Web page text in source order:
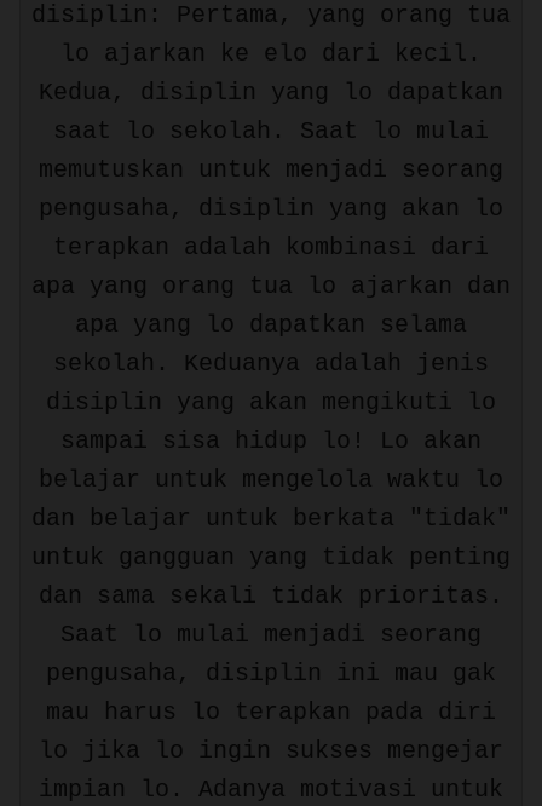
disiplin: Pertama, yang orang tua
lo ajarkan ke elo dari kecil.
Kedua, disiplin yang lo dapatkan
saat lo sekolah. Saat lo mulai
memutuskan untuk menjadi seorang
pengusaha, disiplin yang akan lo
terapkan adalah kombinasi dari
apa yang orang tua lo ajarkan dan
apa yang lo dapatkan selama
sekolah. Keduanya adalah jenis
disiplin yang akan mengikuti lo
sampai sisa hidup lo! Lo akan
belajar untuk mengelola waktu lo
dan belajar untuk berkata "tidak"
untuk gangguan yang tidak penting
dan sama sekali tidak prioritas.
Saat lo mulai menjadi seorang
pengusaha, disiplin ini mau gak
mau harus lo terapkan pada diri
lo jika lo ingin sukses mengejar
impian lo. Adanya motivasi untuk